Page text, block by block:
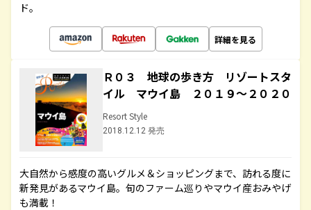
ド。
詳細を見る
Ｒ０３ 地球の歩き方 リゾートスタ
イル マウイ島 ２０１９～２０２０
Resort Style
2018.12.12 発売
大自然から感度の高いグルメ＆ショッピングまで、訪れる度に
新発見があるマウイ島。旬のファーム巡りやマウイ産おみやげ
も満載！